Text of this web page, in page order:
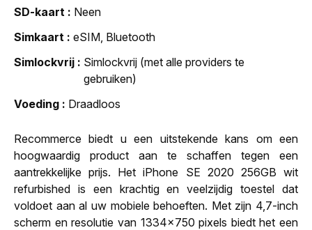
SD-kaart
Neen
Simkaart
eSIM, Bluetooth
Simlockvrij
Simlockvrij (met alle providers te
gebruiken)
Voeding
Draadloos
Recommerce biedt u een uitstekende kans om een
hoogwaardig product aan te schaffen tegen een
aantrekkelijke prijs. Het iPhone SE 2020 256GB wit
refurbished is een krachtig en veelzijdig toestel dat
voldoet aan al uw mobiele behoeften. Met zijn 4,7-inch
scherm en resolutie van 1334x750 pixels biedt het een